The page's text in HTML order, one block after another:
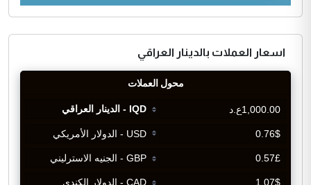
اسعار العملات بالدينار العراقي